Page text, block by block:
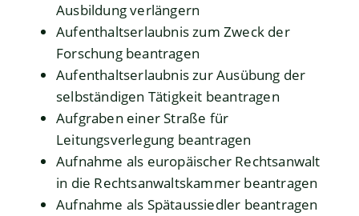
Ausbildung verlängern
Aufenthaltserlaubnis zum Zweck der
Forschung beantragen
Aufenthaltserlaubnis zur Ausübung der
selbständigen Tätigkeit beantragen
Aufgraben einer Straße für
Leitungsverlegung beantragen
Aufnahme als europäischer Rechtsanwalt
in die Rechtsanwaltskammer beantragen
Aufnahme als Spätaussiedler beantragen